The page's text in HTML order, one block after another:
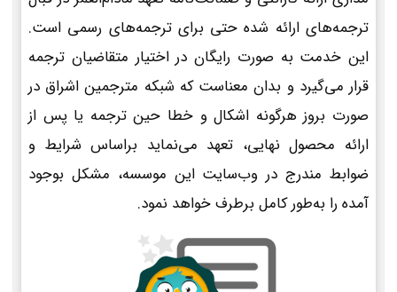
ترجمه‌های ارائه شده حتی برای ترجمه‌های رسمی است.
این خدمت به صورت رایگان در اختیار متقاضیان ترجمه
قرار می‌گیرد و بدان معناست که شبکه مترجمین اشراق در
صورت بروز هرگونه اشکال و خطا حین ترجمه یا پس از
ارائه محصول نهایی، تعهد می‌نماید براساس شرایط و
ضوابط مندرج در وب‌سایت این موسسه، مشکل بوجود
آمده را به‌طور کامل برطرف خواهد نمود.